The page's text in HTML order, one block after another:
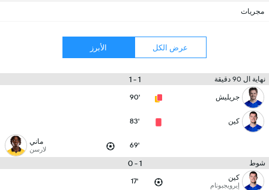
مجريات
عرض الكل الأبرز
نهاية ال 90 دقيقة 1 - 1
جريليش 90'
كين 83'
69' ماني
لارسن
شوط 1 - 0
كين
إيرويجبونام 17'